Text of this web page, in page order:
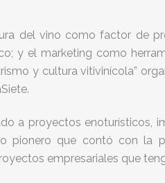
del vino como factor de
y el marketing como
y cultura vitivinícola”
a proyectos enoturísticos,
pionero que contó con la
empresariales que